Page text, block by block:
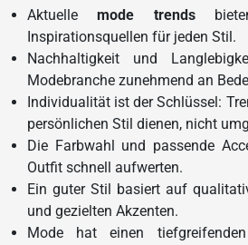
Aktuellemode trends
Inspirationsquellen für jeden Stil.
Nachhaltigkeit und
Modebranche zunehmend an
Individualität ist der Schlüssel:
persönlichen Stil dienen, nicht
Die Farbwahl und passende
Outfit schnell aufwerten.
Ein guter Stil basiert auf
und gezielten Akzenten.
Mode hat einen